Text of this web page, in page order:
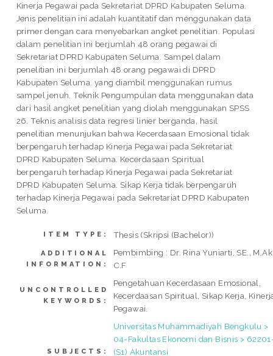
Kinerja Pegawai pada Sekretariat DPRD Kabupaten Seluma.
Jenis penelitian ini adalah kuantitatif dan menggunakan data
primer dengan cara menyebarkan angket penelitian. Populasi
dalam penelitian ini berjumlah 48 orang pegawai di
Sekretariat DPRD Kabupaten Seluma. Sampel dalam
penelitian ini berjumlah 48 orang pegawai di DPRD
Kabupaten Seluma. yang diambil menggunakan rumus
sampel jenuh. Teknik Pengumpulan data menggunakan data
dari hasil angket penelitian yang diolah menggunakan SPSS
26. Teknis analisis data regresi linier berganda, hasil
penelitian menunjukan bahwa Kecerdasaan Emosional tidak
berpengaruh terhadap Kinerja Pegawai pada Sekretariat
DPRD Kabupaten Seluma. Kecerdasaan Spiritual
berpengaruh terhadap Kinerja Pegawai pada Sekretariat
DPRD Kabupaten Seluma. Sikap Kerja tidak berpengaruh
terhadap Kinerja Pegawai pada Sekretariat DPRD Kabupaten
Seluma.
ITEM TYPE: Thesis (Skripsi (Bachelor))
ADDITIONAL
INFORMATION:
Pembimbing : Dr. Rina Yuniarti, SE.,
C.F
UNCONTROLLED
KEYWORDS:
Pengetahuan Kecerdasaan Emosional,
Kecerdaasan Spiritual, Sikap Kerja,
Pegawai.
SUBJECTS:
Universitas Muhammadiyah Bengkulu >
04-Fakultas Ekonomi dan Bisnis >
(S1) Akuntansi